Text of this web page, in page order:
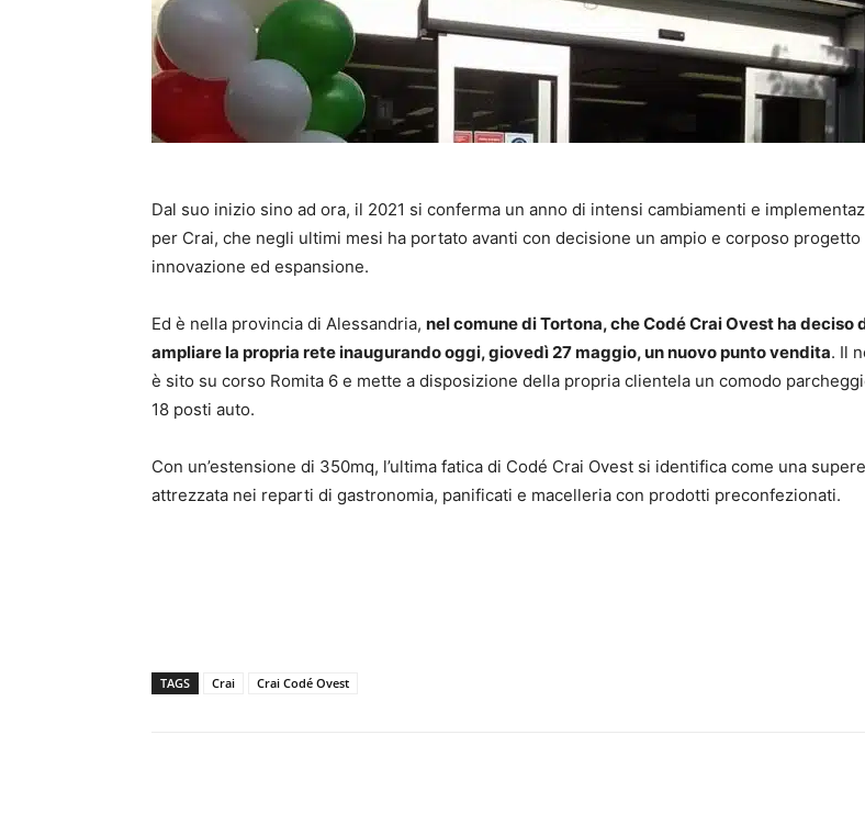
Dal suo inizio sino ad ora, il 2021 si conferma un anno di intensi cambiamenti e
per Crai, che negli ultimi mesi ha portato avanti con decisione un ampio e corposo progetto
innovazione ed espansione.
Ed è nella provincia di Alessandria, nel comune di Tortona, che Codé Crai Ovest ha deciso
ampliare la propria rete inaugurando oggi, giovedì 27 maggio, un nuovo punto vendita. Il
è sito su corso Romita 6 e mette a disposizione della propria clientela un comodo
18 posti auto.
Con un’estensione di 350mq, l’ultima fatica di Codé Crai Ovest si identifica come una
attrezzata nei reparti di gastronomia, panificati e macelleria con prodotti preconfezionati.
TAGS Crai Crai Codé Ovest